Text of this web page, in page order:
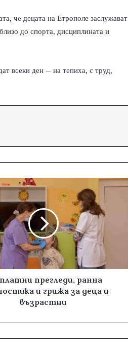
че децата на Етрополе заслужават
до спорта, дисциплината и
всеки ден – на тепиха, с труд,
прегледи, ранна
и грижа за деца и
възрастни